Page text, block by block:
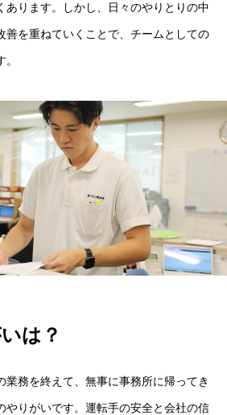
あります。しかし、日々のやりとりの中
善を重ねていくことで、チームとしての
は？
業務を終えて、無事に事務所に帰ってき
やりがいです。運転手の安全と会社の信